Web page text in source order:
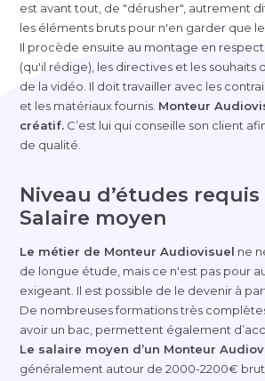
est avant tout, de "dérusher", autrement
les éléments bruts pour n'en garder que
Il procède ensuite au montage en
(qu'il rédige), les directives et les souhaits
de la vidéo. Il doit travailler avec les
et les matériaux fournis. Monteur
créatif. C’est lui qui conseille son client
de qualité.
Niveau d’études requis
Salaire moyen
Le métier de Monteur Audiovisuel ne
de longue étude, mais ce n'est pas pour
exigeant. Il est possible de le devenir à
De nombreuses formations très
avoir un bac, permettent également
Le salaire moyen d’un Monteur
généralement autour de 2000-2200€